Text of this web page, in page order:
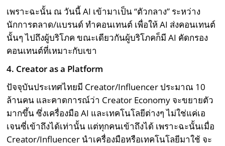
เพราะฉะนั้น ณ วันนี้ AI เข้ามาเป็น “ตัวกลาง” ระหว่าง
นักการตลาด/แบรนด์ ทำคอนเทนต์ เพื่อให้ AI ส่งคอนเทนต์
นั้นๆ ไปถึงผู้บริโภค ขณะเดียวกันผู้บริโภคก็มี AI คัดกรอง
คอนเทนต์ที่เหมาะกับเขา
4. Creator as a Platform
ปัจจุบันประเทศไทยมี Creator/Influencer ประมาณ 10
ล้านคน และคาดการณ์ว่า Creator Economy จะขยายตัว
มากขึ้น ซึ่งเครื่องมือ AI และเทคโนโลยีต่างๆ ไม่ใช่แค่เอ
เจนซี่เข้าถึงได้เท่านั้น แต่ทุกคนเข้าถึงได้ เพราะฉะนั้นเมื่อ
Creator/Influencer นำเครื่องมือหรือเทคโนโลยีมาใช้ จะ